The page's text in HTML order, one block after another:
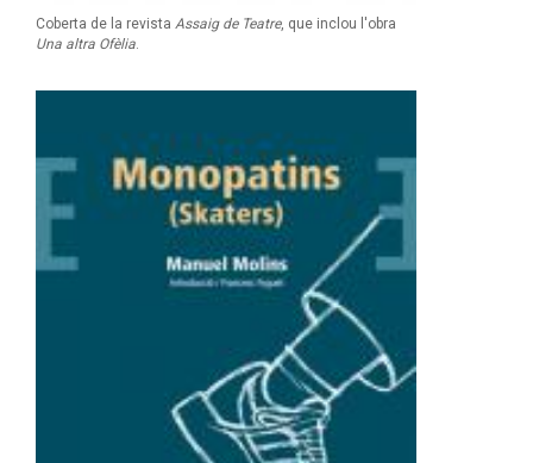
Coberta de la revista Assaig de Teatre, que inclou l'obra
Una altra Ofèlia.